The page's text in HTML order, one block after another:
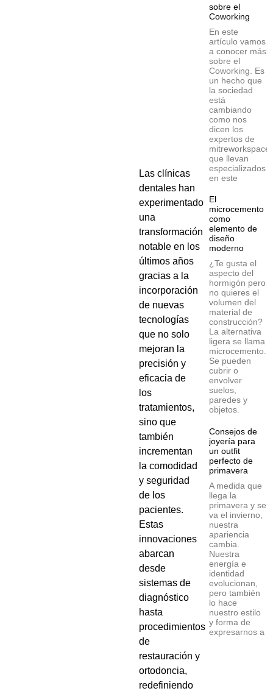
Las clínicas
dentales han
experimentado
una
transformación
notable en los
últimos años
gracias a la
incorporación
de nuevas
tecnologías
que no solo
mejoran la
precisión y
eficacia de
los
tratamientos,
sino que
también
incrementan
la comodidad
y seguridad
de los
pacientes.
Estas
innovaciones
abarcan
desde
sistemas de
diagnóstico
hasta
procedimientos
de
restauración y
ortodoncia,
redefiniendo
sobre el
Coworking
En este
artículo vamos
a conocer más
sobre el
Coworking. Es
un hecho que
la sociedad
está
cambiando
como nos
dicen los
expertos de
que llevan
especializados
en este
El
microcemento
como
elemento de
diseño
moderno
¿Te gusta el
aspecto del
hormigón pero
no quieres el
volumen del
material de
construcción?
La alternativa
ligera se llama
microcemento.
Se pueden
cubrir o
envolver
suelos,
paredes y
objetos.
Consejos de
joyería para
un outfit
perfecto de
primavera
A medida que
llega la
primavera y se
va el invierno,
nuestra
apariencia
cambia.
Nuestra
energía e
identidad
evolucionan,
pero también
lo hace
nuestro estilo
y forma de
expresarnos a